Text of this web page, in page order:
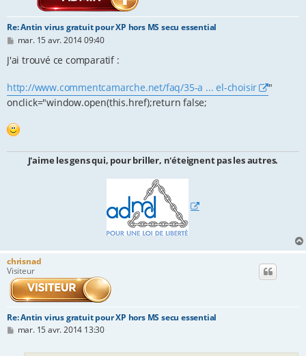
Re: Antin virus gratuit pour XP hors MS secu essential
M
s
g
e
mar. 15 avr. 2014 09:40
J'ai trouvé ce comparatif :
http://www.commentcamarche.net/faq/35-a ... el-choisir
"
onclick="window.open(this.href);return false;
J'aime les gens qui, pour briller, n'éteignent pas les autres.
chrisnad
Visiteur
Re: Antin virus gratuit pour XP hors MS secu essential
M
mar. 15 avr. 2014 13:30